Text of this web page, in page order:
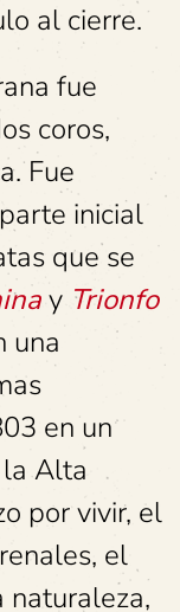
al cierre.
fue
coros,
Fue
inicial
que se
y Trionfo
una
en un
Alta
por vivir, el
el
naturaleza,